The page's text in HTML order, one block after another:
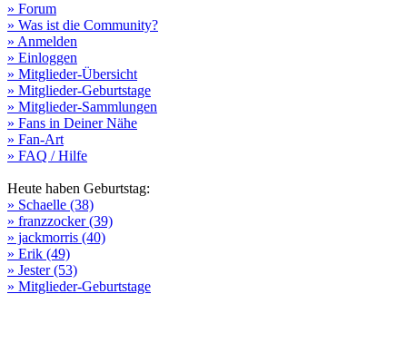
» Forum
» Was ist die Community?
» Anmelden
» Einloggen
» Mitglieder-Übersicht
» Mitglieder-Geburtstage
» Mitglieder-Sammlungen
» Fans in Deiner Nähe
» Fan-Art
» FAQ / Hilfe
Heute haben Geburtstag:
» Schaelle (38)
» franzzocker (39)
» jackmorris (40)
» Erik (49)
» Jester (53)
» Mitglieder-Geburtstage